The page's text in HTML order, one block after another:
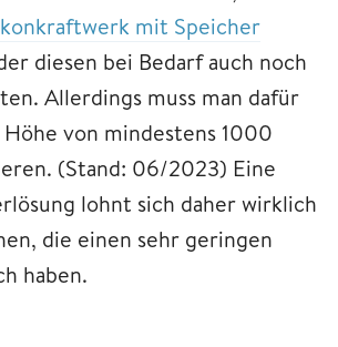
mit Speicher
diesen bei Bedarf auch noch
Allerdings muss man dafür
von mindestens 1000
(Stand: 06/2023) Eine
lohnt sich daher wirklich
die einen sehr geringen
haben.